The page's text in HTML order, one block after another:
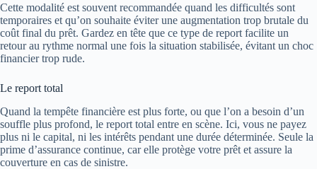
Cette modalité est souvent recommandée quand les difficultés sont
temporaires et qu’on souhaite éviter une augmentation trop brutale du
coût final du prêt. Gardez en tête que ce type de report facilite un
retour au rythme normal une fois la situation stabilisée, évitant un choc
financier trop rude.
Le report total
Quand la tempête financière est plus forte, ou que l’on a besoin d’un
souffle plus profond, le report total entre en scène. Ici, vous ne payez
plus ni le capital, ni les intérêts pendant une durée déterminée. Seule la
prime d’assurance continue, car elle protège votre prêt et assure la
couverture en cas de sinistre.